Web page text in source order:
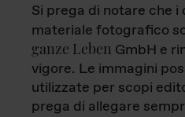
Si prega di notare che
materiale fotografico
ganze Leben GmbH e
vigore. Le immagini
utilizzate per scopi
prega di allegare